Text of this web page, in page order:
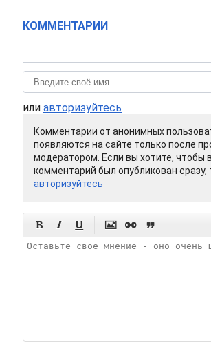
КОММЕНТАРИИ
или авторизуйтесь
Комментарии от анонимных
появляются на сайте только после
модератором. Если вы хотите, чтобы
комментарий был опубликован сразу,
авторизуйтесь
     